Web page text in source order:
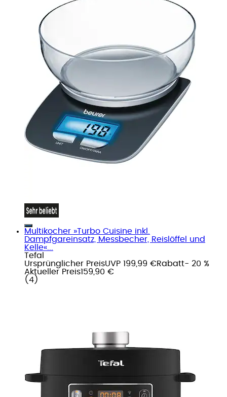
Multikocher »Turbo Cuisine inkl.
Dampfgareinsatz, Messbecher, Reislöffel und
Kelle«...
Tefal
Ursprünglicher PreisUVP 199,99 €Rabatt- 20 %
Aktueller Preis159,90 €
( 4 )